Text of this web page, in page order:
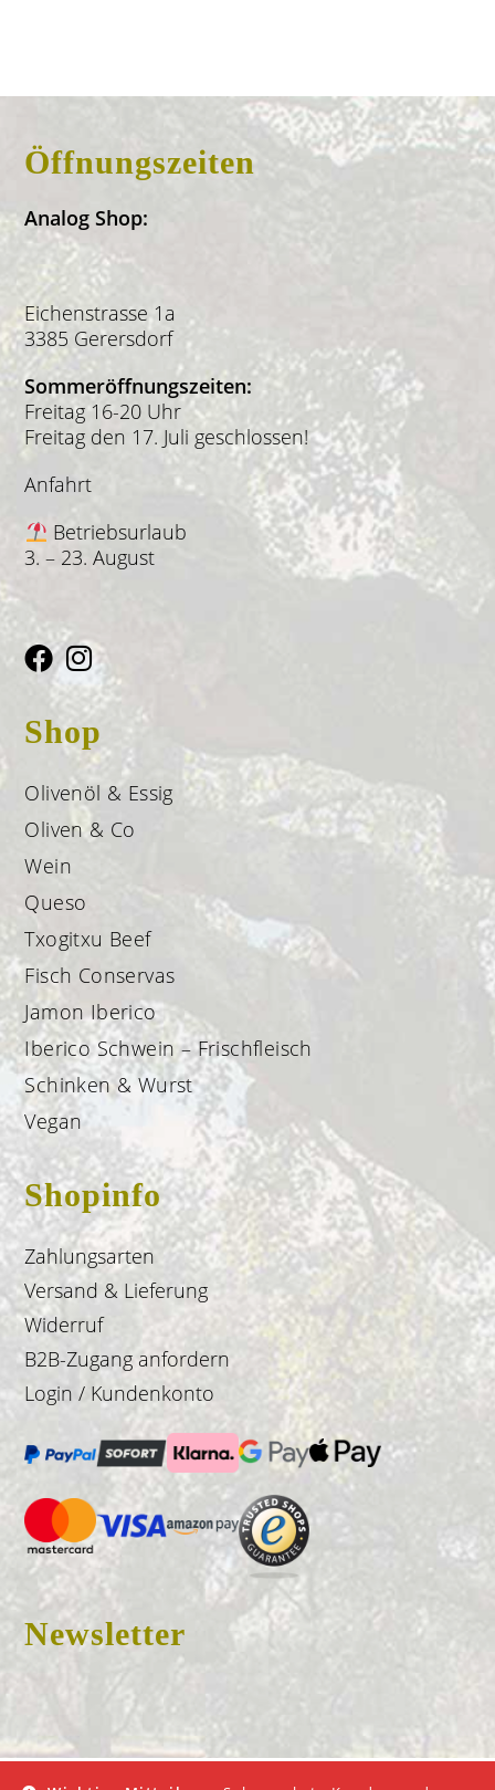
Öffnungszeiten
Analog Shop:
Eichenstrasse 1a
3385 Gerersdorf
Sommeröffnungszeiten:
Freitag 16-20 Uhr
Freitag den 17. Juli geschlossen!
Anfahrt
Betriebsurlaub
3. – 23. August
Shop
Olivenöl & Essig
Oliven & Co
Wein
Queso
Txogitxu Beef
Fisch Conservas
Jamon Iberico
Iberico Schwein – Frischfleisch
Schinken & Wurst
Vegan
Shopinfo
Zahlungsarten
Versand & Lieferung
Widerruf
B2B-Zugang anfordern
Login / Kundenkonto
Newsletter
© 2026 Don Fredo |Impressum|AGB|Datenschutz